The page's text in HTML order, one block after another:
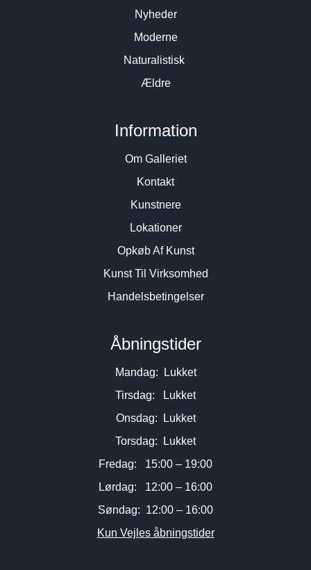
Nyheder
Moderne
Naturalistisk
Ældre
Information
Om Galleriet
Kontakt
Kunstnere
Lokationer
Opkøb Af Kunst
Kunst Til Virksomhed
Handelsbetingelser
Åbningstider
Mandag: Lukket
Tirsdag: Lukket
Onsdag: Lukket
Torsdag: Lukket
Fredag: 15:00 – 19:00
Lørdag: 12:00 – 16:00
Søndag: 12:00 – 16:00
Kun Vejles åbningstider